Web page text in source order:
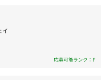
、jQuery、
(フロントエンド)・テスト
ム開発（WEB）
》
を伴う方は30万円を上限
イ
応募可能ランク：F